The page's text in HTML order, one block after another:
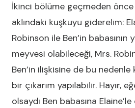
İkinci bölüme geçmeden önce
aklındaki kuşkuyu giderelim:
Robinson ile Ben’in babasının
meyvesi olabileceği, Mrs.
Ben’in ilişkisine de bu nedenle
bir çıkarım yapılabilir. Hayır,
olsaydı Ben babasına